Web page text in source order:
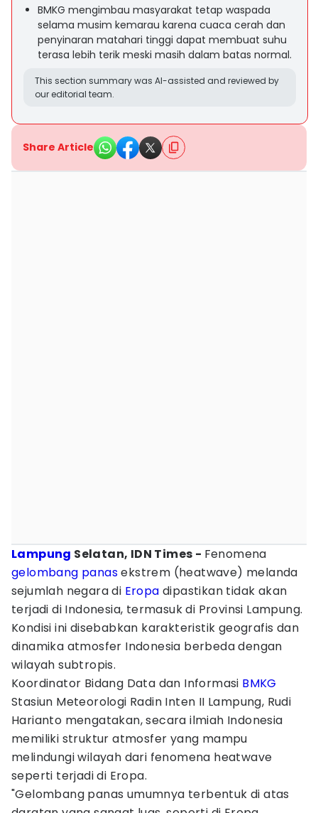
BMKG mengimbau masyarakat tetap waspada
selama musim kemarau karena cuaca cerah dan
penyinaran matahari tinggi dapat membuat suhu
terasa lebih terik meski masih dalam batas normal.
This section summary was AI-assisted and reviewed by
our editorial team.
Share Article
Lampung Selatan, IDN Times - Fenomena
gelombang panasekstrem (heatwave) melanda
sejumlah negara di Eropa dipastikan tidak akan
terjadi di Indonesia, termasuk di Provinsi Lampung.
Kondisi ini disebabkan karakteristik geografis dan
dinamika atmosfer Indonesia berbeda dengan
wilayah subtropis.
Koordinator Bidang Data dan Informasi BMKG
Stasiun Meteorologi Radin Inten II Lampung, Rudi
Harianto mengatakan, secara ilmiah Indonesia
memiliki struktur atmosfer yang mampu
melindungi wilayah dari fenomena heatwave
seperti terjadi di Eropa.
"Gelombang panas umumnya terbentuk di atas